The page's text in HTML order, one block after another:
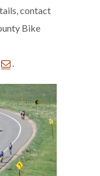
contact
Bike
.